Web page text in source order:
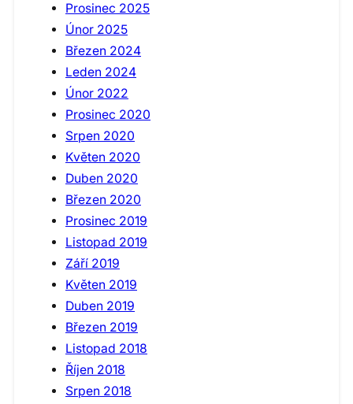
Prosinec 2025
Únor 2025
Březen 2024
Leden 2024
Únor 2022
Prosinec 2020
Srpen 2020
Květen 2020
Duben 2020
Březen 2020
Prosinec 2019
Listopad 2019
Září 2019
Květen 2019
Duben 2019
Březen 2019
Listopad 2018
Říjen 2018
Srpen 2018